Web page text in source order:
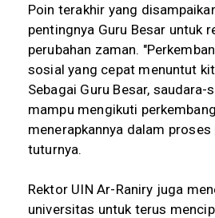
Poin terakhir yang
pentingnya Guru Besar untuk
perubahan zaman.
sosial yang cepat menuntut
Sebagai Guru Besar, saudara-
mampu mengikuti
menerapkannya dalam proses
tuturnya.
Rektor UIN Ar-Raniry juga
universitas untuk terus